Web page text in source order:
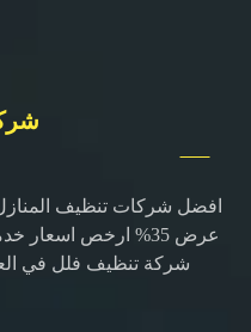
افضل شركات تنظيف
عرض 35% ارخص اسعار
شركة تنظيف فلل في